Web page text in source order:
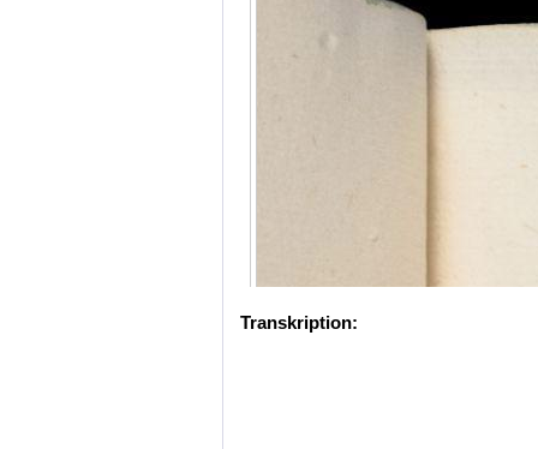
Transkription: